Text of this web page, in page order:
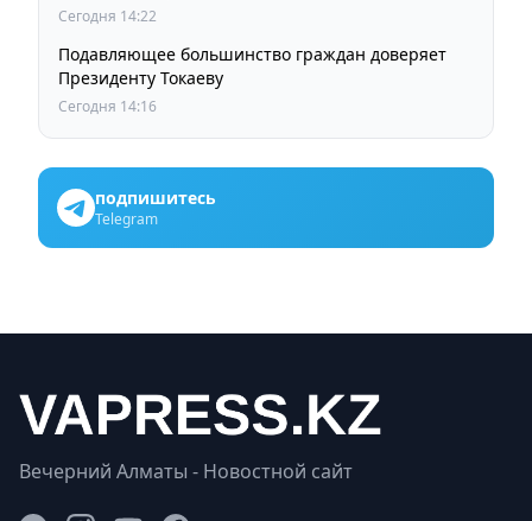
Сегодня 14:22
Подавляющее большинство граждан доверяет
Президенту Токаеву
Сегодня 14:16
подпишитесь
Telegram
Вечерний Алматы - Новостной сайт